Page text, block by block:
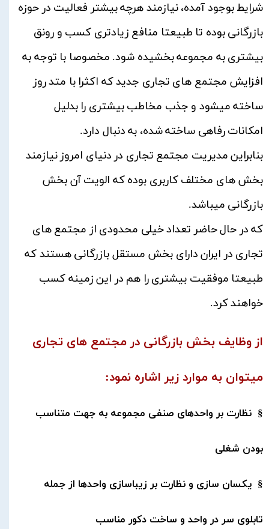
شرایط بوجود آمده، نیازمند هرچه بیشتر فعالیت در حوزه
بازرگانی بوده تا طبیعتا منافع زیادتری کسب و رونق
بیشتری به مجموعه بخشیده شود. مخصوصا با توجه به
افزایش مجتمع های تجاری جدید که اکثرا با متد روز
ساخته میشود و جذب مخاطب بیشتری را بدلیل
امکانات رفاهی ساخته شده، به دنبال دارد.
بنابراین مدیریت مجتمع تجاری در دنیای امروز نیازمند
بخش های مختلف کاربری بوده که الویت آن بخش
بازرگانی میباشد.
که در حال حاضر تعداد خیلی محدودی از مجتمع های
تجاری در ایران دارای بخش مستقل بازرگانی هستند که
طبیعتا موفقیت بیشتری را هم در این زمینه کسب
خواهند کرد.​​​​​​​
از وظایف بخش بازرگانی در مجتمع های تجاری
میتوان به موارد زیر اشاره نمود:
§ نظارت بر واحدهای صنفی مجموعه به جهت متناسب
بودن شغلی
§ یکسان سازی و نظارت بر زیباسازی واحدها از جمله
تابلوی سر در واحد و ساخت دکور مناسب